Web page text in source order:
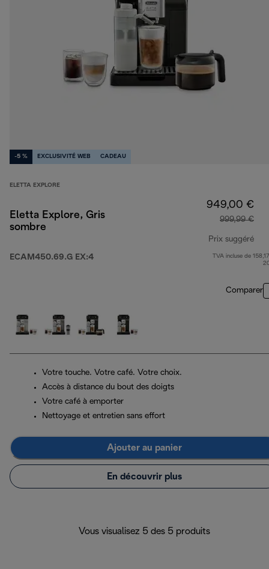
-5 % EXCLUSIVITÉ WEB CADEAU
ELETTA EXPLORE
Eletta Explore, Gris
sombre
ECAM450.69.G EX:4
949,00 €
999,99 €
Prix suggéré
TVA incluse de
Comparer
Votre touche. Votre café. Votre choix.
Accès à distance du bout des doigts
Votre café à emporter
Nettoyage et entretien sans effort
Ajouter au panier
En découvrir plus
Vous visualisez 5 des 5 produits